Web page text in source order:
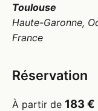
Toulouse
Haute-Garonne,
France
Réservation
À partir de 183